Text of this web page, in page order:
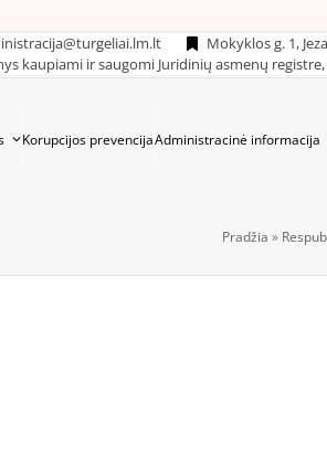
Mokyklos g. 1,
kaupiami ir saugomi Juridinių asmenų registre,
Korupcijos prevencijaAdministracinė informacija
Pradžia »